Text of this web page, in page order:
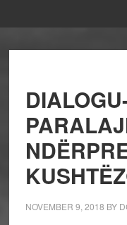
NOVEMBER 9, 2018 BY